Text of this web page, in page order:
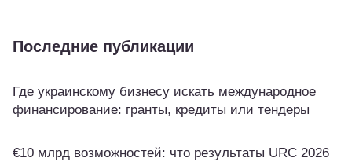
Последние публикации
Где украинскому бизнесу искать международное
финансирование: гранты, кредиты или тендеры
€10 млрд возможностей: что результаты URC 2026